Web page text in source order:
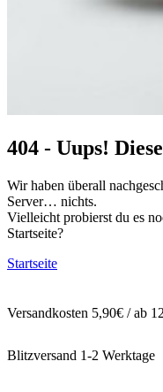
404 - Uups!
Wir haben überall
Server… nichts.
Vielleicht probierst du es
Startseite?
Startseite
Versandkosten 5,90€ / ab
Blitzversand 1-2 Werktage